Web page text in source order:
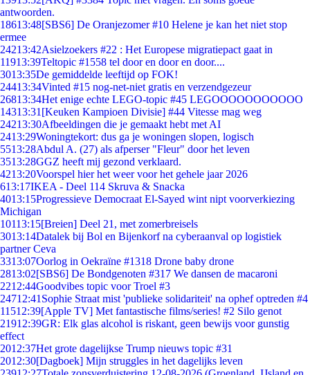
antwoorden.
18613:48[SBS6] De Oranjezomer #10 Helene je kan het niet stop
ermee
24213:42Asielzoekers #22 : Het Europese migratiepact gaat in
11913:39Teltopic #1558 tel door en door en door....
3013:35De gemiddelde leeftijd op FOK!
24413:34Vinted #15 nog-net-niet gratis en verzendgezeur
26813:34Het enige echte LEGO-topic #45 LEGOOOOOOOOOOO
14313:31 [Keuken Kampioen Divisie] #44 Vitesse mag weg
24213:30Afbeeldingen die je gemaakt hebt met AI
2413:29Woningtekort: dus ga je woningen slopen, logisch
5513:28Abdul A. (27) als afperser "Fleur" door het leven
3513:28GGZ heeft mij gezond verklaard.
4213:20Voorspel hier het weer voor het gehele jaar 2026
613:17IKEA - Deel 114 Skruva & Snacka
4013:15Progressieve Democraat El-Sayed wint nipt voorverkiezing
Michigan
10113:15[Breien] Deel 21, met zomerbreisels
3013:14Datalek bij Bol en Bijenkorf na cyberaanval op logistiek
partner Ceva
3313:07Oorlog in Oekraïne #1318 Drone baby drone
2813:02[SBS6] De Bondgenoten #317 We dansen de macaroni
2212:44Goodvibes topic voor Troel #3
24712:41 Sophie Straat mist 'publieke solidariteit' na ophef optreden #4
11512:39[Apple TV] Met fantastische films/series! #2 Silo genot
21912:39GR: Elk glas alcohol is riskant, geen bewijs voor gunstig
effect
2012:37Het grote dagelijkse Trump nieuws topic #31
2012:30[Dagboek] Mijn struggles in het dagelijks leven